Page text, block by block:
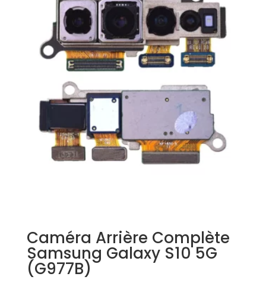
Caméra Arrière Complète
Samsung Galaxy S10 5G
(G977B)